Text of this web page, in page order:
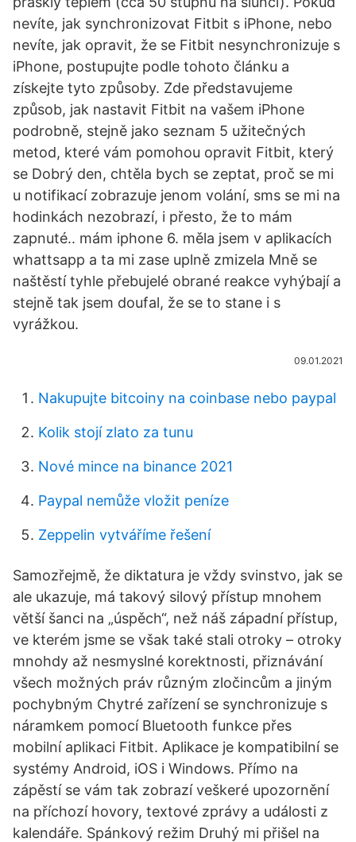
nevíte, jak synchronizovat Fitbit s iPhone, nebo
nevíte, jak opravit, že se Fitbit nesynchronizuje s
iPhone, postupujte podle tohoto článku a
získejte tyto způsoby. Zde představujeme
způsob, jak nastavit Fitbit na vašem iPhone
podrobně, stejně jako seznam 5 užitečných
metod, které vám pomohou opravit Fitbit, který
se Dobrý den, chtěla bych se zeptat, proč se mi
u notifikací zobrazuje jenom volání, sms se mi na
hodinkách nezobrazí, i přesto, že to mám
zapnuté.. mám iphone 6. měla jsem v aplikacích
whattsapp a ta mi zase uplně zmizela Mně se
naštěstí tyhle přebujelé obrané reakce vyhýbají a
stejně tak jsem doufal, že se to stane i s
vyrážkou.
09.01.2021
Nakupujte bitcoiny na coinbase nebo paypal
Kolik stojí zlato za tunu
Nové mince na binance 2021
Paypal nemůže vložit peníze
Zeppelin vytváříme řešení
Samozřejmě, že diktatura je vždy svinstvo, jak se
ale ukazuje, má takový silový přístup mnohem
větší šanci na „úspěch“, než náš západní přístup,
ve kterém jsme se však také stali otroky – otroky
mnohdy až nesmyslné korektnosti, přiznávání
všech možných práv různým zločincům a jiným
pochybným Chytré zařízení se synchronizuje s
náramkem pomocí Bluetooth funkce přes
mobilní aplikaci Fitbit. Aplikace je kompatibilní se
systémy Android, iOS i Windows. Přímo na
zápěstí se vám tak zobrazí veškeré upozornění
na příchozí hovory, textové zprávy a události z
kalendáře. Spánkový režim Druhý mi přišel na